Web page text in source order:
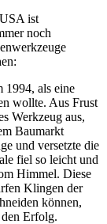
ist
noch
1994, als eine
wollte. Aus Frust
Werkzeug aus,
Baumarkt
und versetzte die
fiel so leicht und
Himmel. Diese
Klingen der
können,
Erfolg.